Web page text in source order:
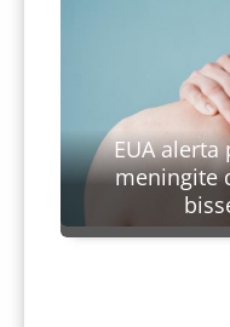
EUA alerta
meningite